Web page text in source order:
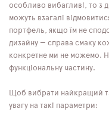
особливо вибагливі, то з
можуть взагалі
портфель, якщо їм не
дизайну — справа смаку
конкретне ми не можемо.
функціональну частину.
Щоб вибрати найкращий
увагу на такі параметри: